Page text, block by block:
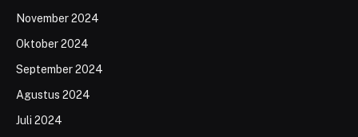
November 2024
Oktober 2024
September 2024
Agustus 2024
Juli 2024